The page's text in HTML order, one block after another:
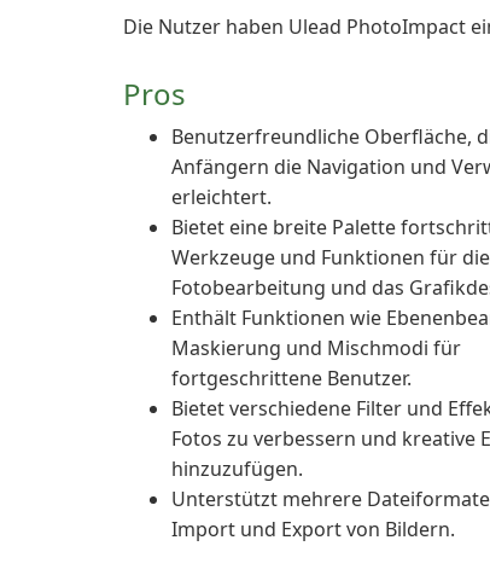
Die Nutzer haben Ulead PhotoImpact
Pros
Benutzerfreundliche Oberfläche,
Anfängern die Navigation und
erleichtert.
Bietet eine breite Palette
Werkzeuge und Funktionen für die
Fotobearbeitung und das
Enthält Funktionen wie
Maskierung und Mischmodi für
fortgeschrittene Benutzer.
Bietet verschiedene Filter und
Fotos zu verbessern und kreative
hinzuzufügen.
Unterstützt mehrere
Import und Export von Bildern.